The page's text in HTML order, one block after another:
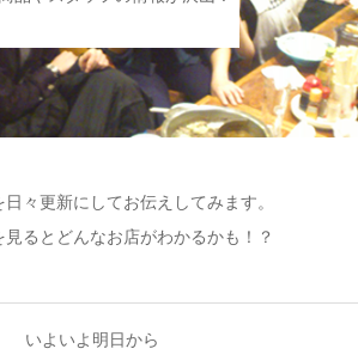
々更新にしてお伝えしてみます。
るとどんなお店がわかるかも！？
いよいよ明日から